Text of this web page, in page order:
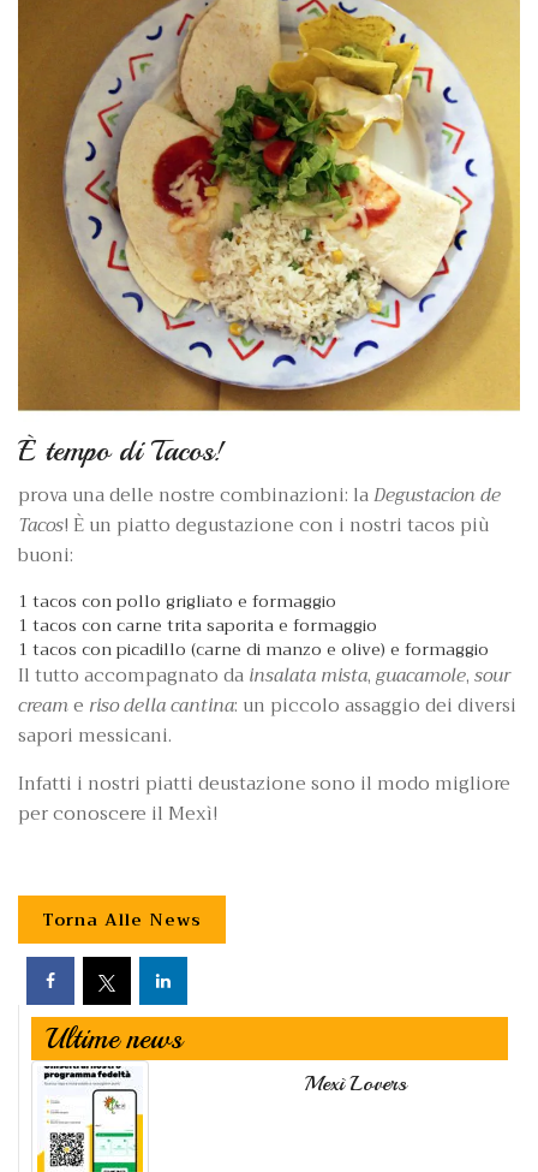
È tempo di Tacos!
prova una delle nostre combinazioni: laDegustacion de
Tacos! È un piatto degustazione con i nostri tacos più
buoni:
1 tacos con pollo grigliato e formaggio
1 tacos con carne trita saporita e formaggio
1 tacos con picadillo (carne di manzo e olive) e formaggio
Il tutto accompagnato dainsalata mista,guacamole,sour
creame riso della cantina: un piccolo assaggio dei diversi
sapori messicani.
Infatti i nostri piatti deustazione sono il modo migliore
per conoscere il Mexì!
Torna Alle News
Ultime news
Mexì Lovers